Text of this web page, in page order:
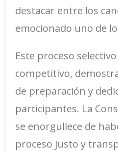
destacar entre los
emocionado uno de
Este proceso
competitivo,
de preparación y
participantes. La
se enorgullece de
proceso justo y